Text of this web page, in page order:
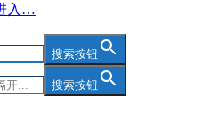
入…
搜索按钮
搜索按钮